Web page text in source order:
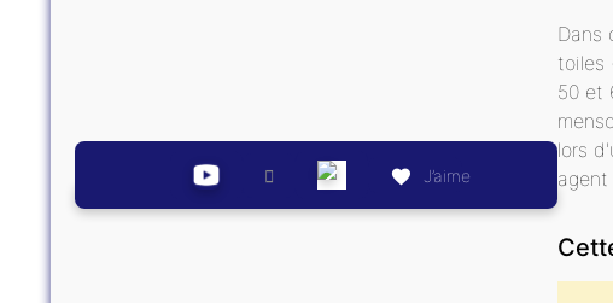
J’aime
Dans
toiles
50 et
lors